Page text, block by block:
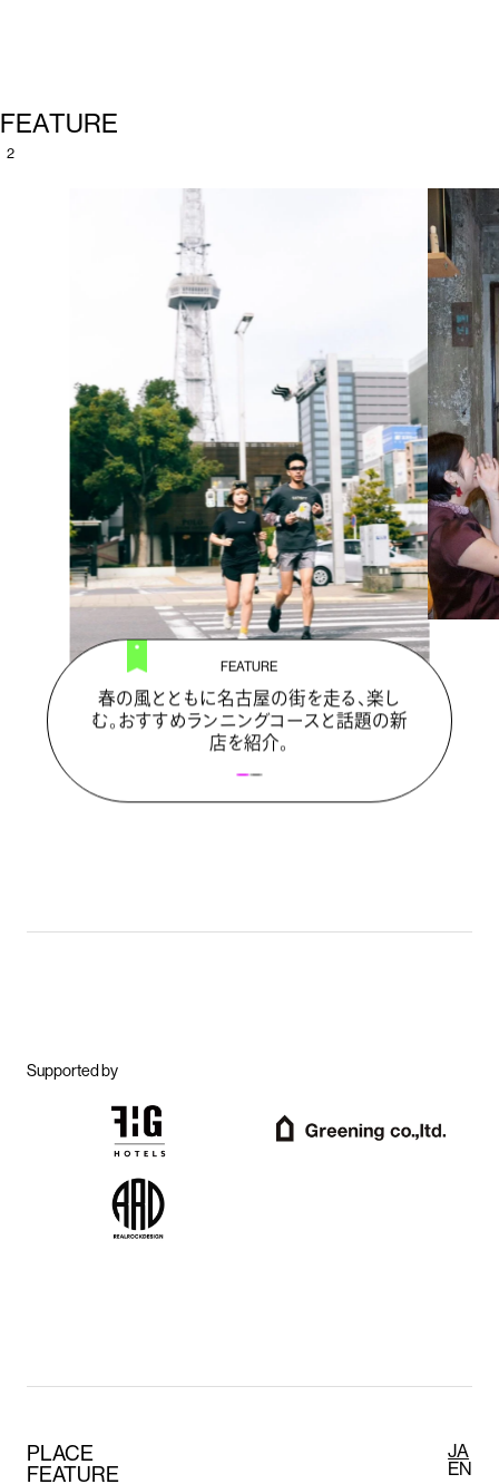
FEATURE
2
FEATURE
春の風とともに名古屋の街を走る、楽し
む。おすすめランニングコースと話題の新
店を紹介。
Supported by
PLACE
FEATURE
JA
EN